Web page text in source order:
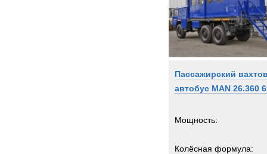
Пассажирский
автобус MAN 26.360
Мощность:
Колёсная формула: